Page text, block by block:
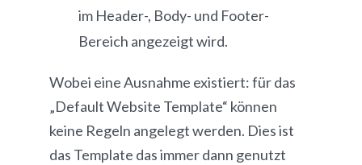
im Header-, Body- und Footer-
Bereich angezeigt wird.
Wobei eine Ausnahme existiert: für das
„Default Website Template“ können
keine Regeln angelegt werden. Dies ist
das Template das immer dann genutzt